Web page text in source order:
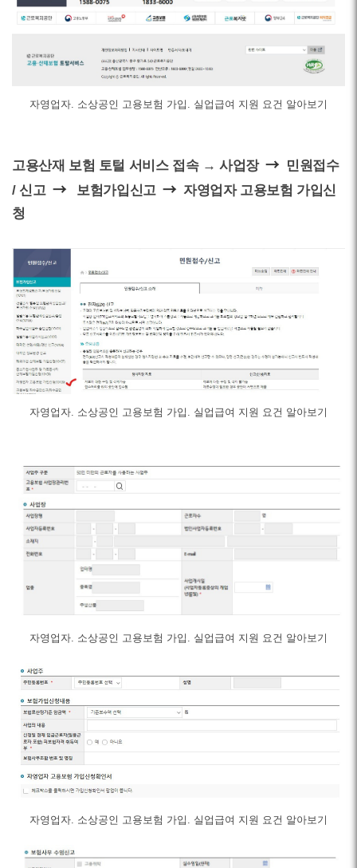
자영업자. 소상공인 고용보험 가입. 실업급여 지원 요건 알아보기
고용산재 보험 토털 서비스 접속 → 사업장 → 민원접수
/ 신고 → 보험가입신고 → 자영업자 고용보험 가입신
청
자영업자. 소상공인 고용보험 가입. 실업급여 지원 요건 알아보기
자영업자. 소상공인 고용보험 가입. 실업급여 지원 요건 알아보기
자영업자. 소상공인 고용보험 가입. 실업급여 지원 요건 알아보기